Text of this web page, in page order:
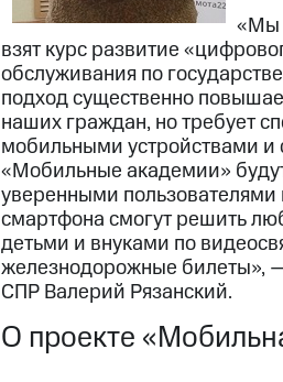
«Мы
взят курс развитие
обслуживания по
подход существенно
наших граждан, но требует
мобильными устройствами
«Мобильные академии»
уверенными
смартфона смогут решить
детьми и внуками по
железнодорожные билеты»,
СПР Валерий Рязанский.
О проекте